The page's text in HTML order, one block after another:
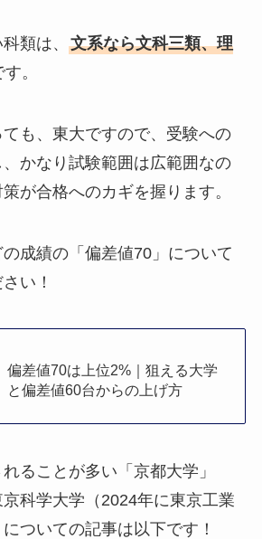
類は、 文系なら文科三類、理
。
も、東大ですので、受験への
かなり試験範囲は広範囲なの
が合格へのカギを握ります。
成績の「偏差値70」について
い！
偏差値70は上位2%｜狙える大学
と偏差値60台からの上げ方
ることが多い「京都大学」
京科学大学（2024年に東京工業
ついての記事は以下です！